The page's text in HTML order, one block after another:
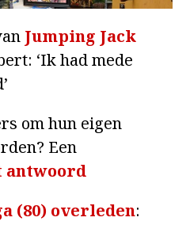
Jumping Jack
‘Ik had mede
om hun eigen
Een
antwoord
(80) overleden: